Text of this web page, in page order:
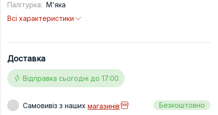
Палітурка: М'яка
Всі характеристики
Доставка
Відправка сьогодні до 17:00
Самовивіз з наших магазинів Безкоштовно